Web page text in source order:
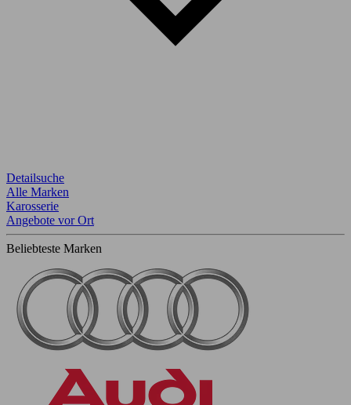
Detailsuche
Alle Marken
Karosserie
Angebote vor Ort
Beliebteste Marken